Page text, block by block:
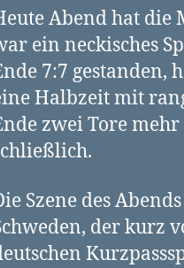
Abend hat die
ein neckisches
7:7 gestanden,
Halbzeit mit
zwei Tore mehr
Szene des
der kurz